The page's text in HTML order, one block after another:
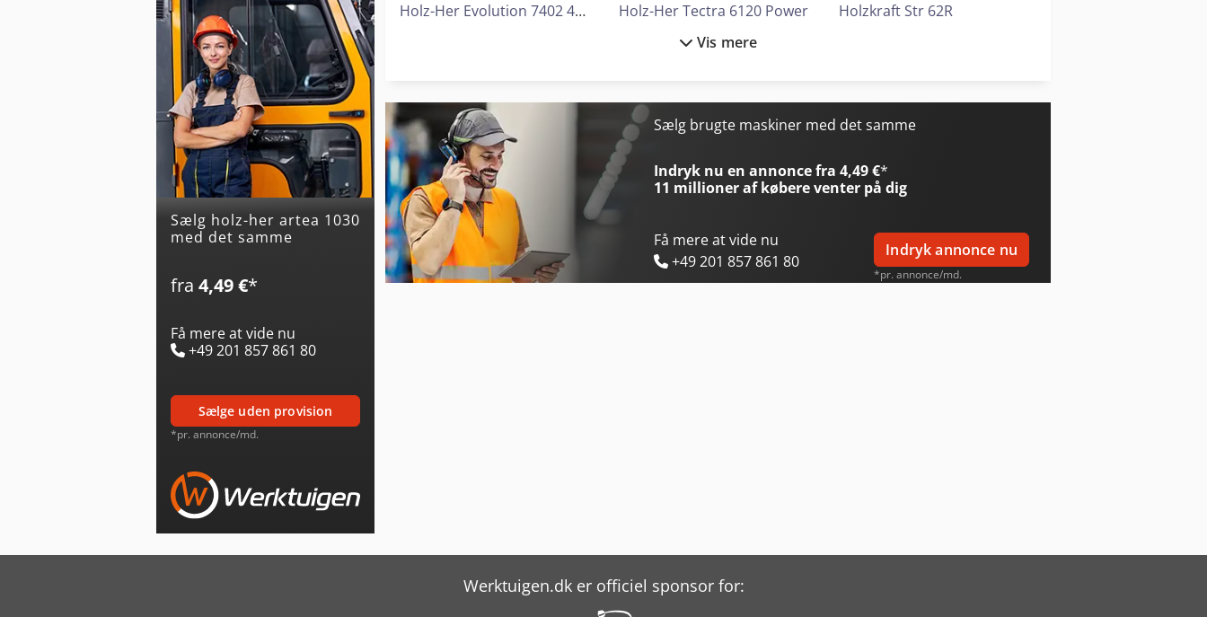
Sælg holz-her artea 1030
med det samme
fra 4,49 €*
Få mere at vide nu
+49 201 857 861 80
sælge uden provision
*pr. annonce/md.
Holz-Her Evolution 7402 4Mat
Holz-Her Pro-Master 7017
Holz-Her Sector 1257
Holz-Her Tectra 6120 Power
Holzkraft Asa 203
Holzkraft Asa 21
Holzkraft Str 62R
Vis mere
Sælg brugte maskiner med det samme
Indryk nu en annonce fra 4,49 €*
11 millioner af købereventer på dig
Få mere at vide nu
+49 201 857 861 80
Indryk annonce nu
*pr. annonce/md.
Werktuigen.dk er officiel sponsor for: